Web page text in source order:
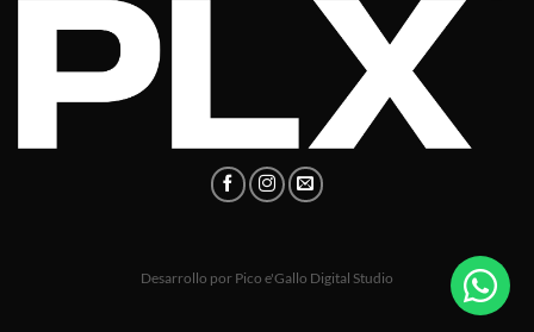
Desarrollo por Pico e'Gallo Digital Studio